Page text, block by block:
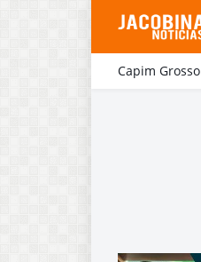
Capim Grosso